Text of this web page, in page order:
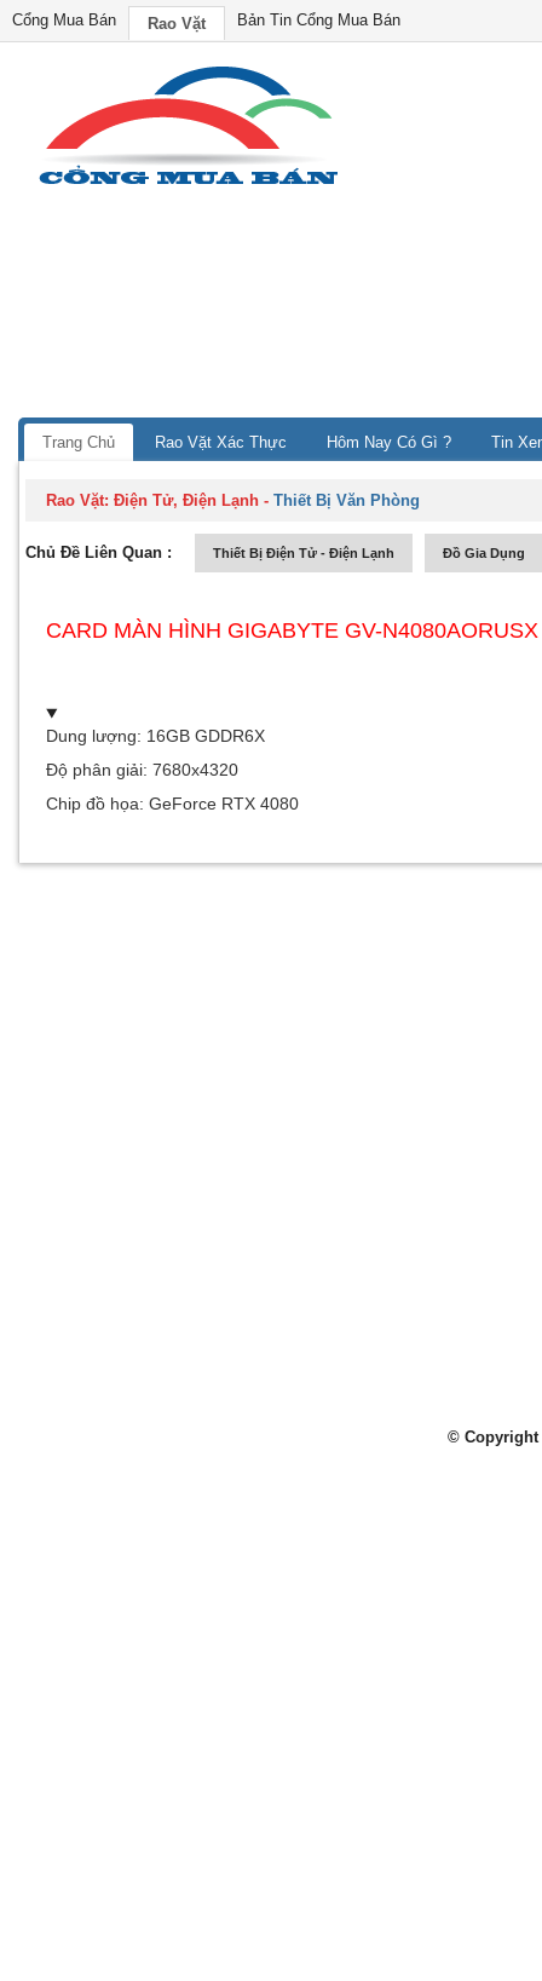
Cổng Mua Bán Rao Vặt Bản Tin Cổng Mua Bán
Trang Chủ Rao Vặt Xác Thực Hôm Nay Có Gì ? Tin
Rao Vặt:Điện Tử, Điện Lạnh -Thiết Bị Văn Phòng
Chủ Đề Liên Quan : Thiết Bị Điện Tử - Điện Lạnh Đồ Gia Dụng
CARD MÀN HÌNH GIGABYTE GV-
Dung lượng: 16GB GDDR6X
Độ phân giải: 7680x4320
Chip đồ họa: GeForce RTX 4080
© Copyright